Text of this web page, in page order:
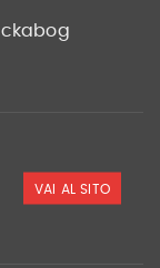
VAI AL SITO